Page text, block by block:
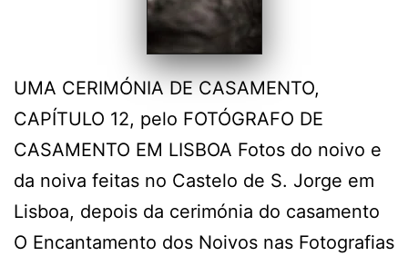
UMA CERIMÓNIA DE CASAMENTO,
CAPÍTULO 12, pelo FOTÓGRAFO DE
CASAMENTO EM LISBOA Fotos do noivo e
da noiva feitas no Castelo de S. Jorge em
Lisboa, depois da cerimónia do casamento
O Encantamento dos Noivos nas Fotografias